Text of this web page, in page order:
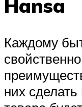
Hansa
Каждому
них